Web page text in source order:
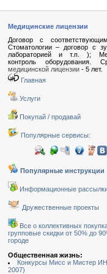
Медицинские лицензии
Договор с
Стоматологии – договор с
лабораторией и т.п. );
контроль оборудования.
медицинской лицензии- 5 лет.
Главная
Услуги
Покупай / продавай
Популярные сервисы:
Популярные инструкции
Информационные
Дружественные проекты
Все о коллективных
групповые скидки от 50% до
городе
Общественная жизнь:
Конкурсы Мисс и Мистер
2007)